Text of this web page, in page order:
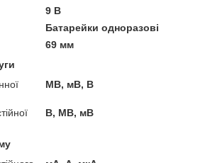
9 В
Батарейки одноразові
69 мм
МВ, мВ, В
В, МВ, мВ